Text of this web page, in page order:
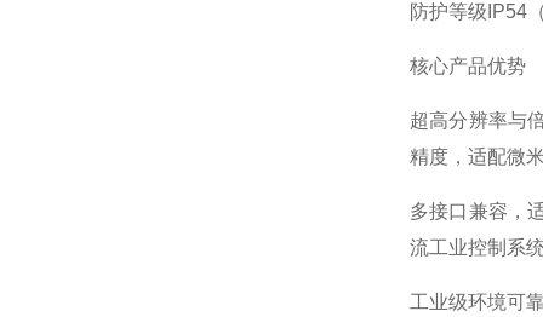
防护等级 IP54
核心产品优势
超高分辨率与
精度，适配微
多接口兼容，
流工业控制系
工业级环境可